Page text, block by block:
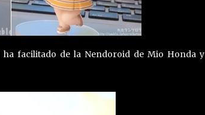
facilitado de la Nendoroid de Mio Honda y